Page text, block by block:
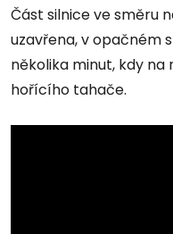
Část silnice ve směru
uzavřena, v opačném
několika minut, kdy na
hořícího tahače.